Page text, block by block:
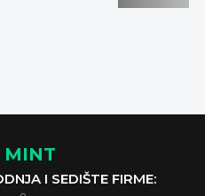
MINT
I SEDIŠTE FIRME: